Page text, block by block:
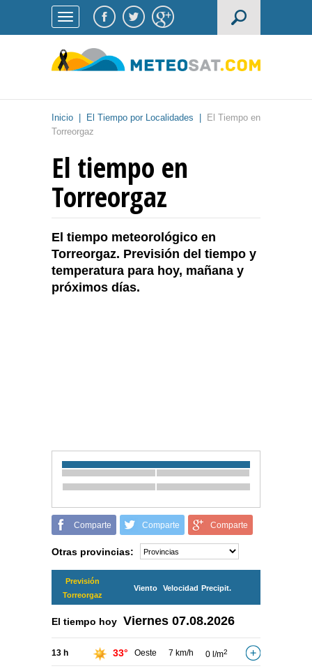
Inicio El Tiempo por Localidades
El Tiempo en
Torreorgaz
El tiempo en
Torreorgaz
El tiempo meteorológico en
Torreorgaz. Previsión del tiempo y
temperatura para hoy, mañana y
próximos días.
Comparte Comparte Comparte
Otras provincias:
Previsión
Torreorgaz
Viento Velocidad Precipit.
El tiempo hoy Viernes 07.08.2026
13 h 33° Oeste 7 km/h 0 l/m2